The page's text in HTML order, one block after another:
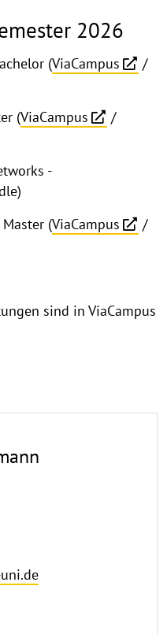
2026
(ViaCampus
/
(ViaCampus
/
-
(ViaCampus
/
sind in ViaCampus